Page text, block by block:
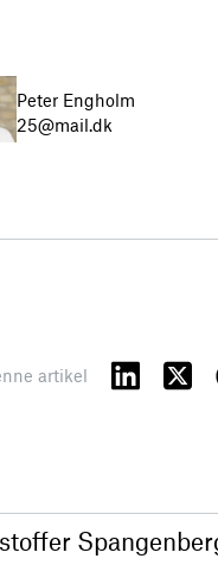
Peter Engholm
25@mail.dk
artikel